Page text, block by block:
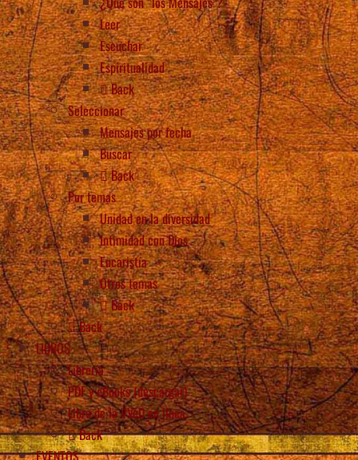
Leer
Escuchar
Espiritualidad
Back
Seleccionar
Mensajes por fecha
Buscar
Back
Por temas
Unidad en la diversidad
Intimidad con Dios
Eucaristía
Otros temas
Back
Back
LIBROS
Librería
PDF y eBooks (descargar)
Libro de la VVeD en línea
Back
EVENTOS